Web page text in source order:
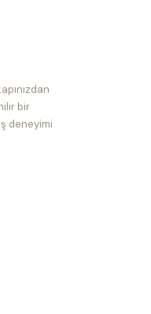
bir
deneyimi